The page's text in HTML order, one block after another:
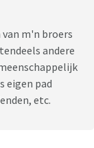
m'n broers
andere
eigen pad
etc.